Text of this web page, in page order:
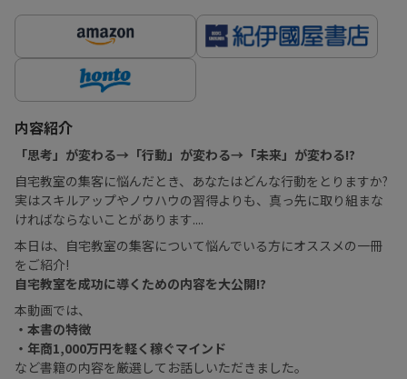
内容紹介
「思考」が変わる→「行動」が変わる→「未来」が変わる!?
自宅教室の集客に悩んだとき、あなたはどんな行動をとりますか?
実はスキルアップやノウハウの習得よりも、真っ先に取り組まな
ければならないことがあります....
本日は、自宅教室の集客について悩んでいる方にオススメの一冊
をご紹介!
自宅教室を成功に導くための内容を大公開!?
本動画では、
・本書の特徴
・年商1,000万円を軽く稼ぐマインド
など書籍の内容を厳選してお話しいただきました。